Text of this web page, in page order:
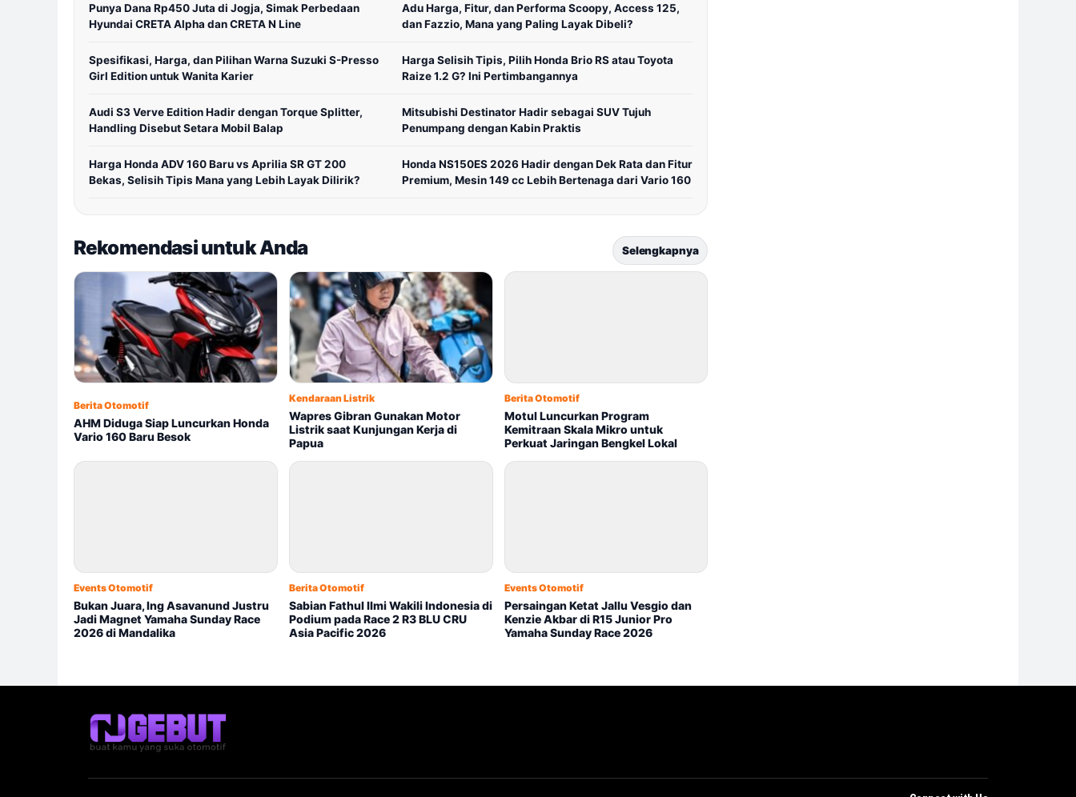
Punya Dana Rp450 Juta di Jogja, Simak Perbedaan
Hyundai CRETA Alpha dan CRETA N Line
Adu Harga, Fitur, dan Performa Scoopy, Access 125,
dan Fazzio, Mana yang Paling Layak Dibeli?
Spesifikasi, Harga, dan Pilihan Warna Suzuki S-Presso
Girl Edition untuk Wanita Karier
Harga Selisih Tipis, Pilih Honda Brio RS atau Toyota
Raize 1.2 G? Ini Pertimbangannya
Audi S3 Verve Edition Hadir dengan Torque Splitter,
Handling Disebut Setara Mobil Balap
Mitsubishi Destinator Hadir sebagai SUV Tujuh
Penumpang dengan Kabin Praktis
Harga Honda ADV 160 Baru vs Aprilia SR GT 200
Bekas, Selisih Tipis Mana yang Lebih Layak Dilirik?
Honda NS150ES 2026 Hadir dengan Dek Rata dan Fitur
Premium, Mesin 149 cc Lebih Bertenaga dari Vario 160
Rekomendasi untuk Anda Selengkapnya
Berita Otomotif
AHM Diduga Siap Luncurkan Honda
Vario 160 Baru Besok
Kendaraan Listrik
Wapres Gibran Gunakan Motor
Listrik saat Kunjungan Kerja di
Papua
Berita Otomotif
Motul Luncurkan Program
Kemitraan Skala Mikro untuk
Perkuat Jaringan Bengkel Lokal
Events Otomotif
Bukan Juara, Ing Asavanund Justru
Jadi Magnet Yamaha Sunday Race
2026 di Mandalika
Berita Otomotif
Sabian Fathul Ilmi Wakili Indonesia di
Podium pada Race 2 R3 BLU CRU
Asia Pacific 2026
Events Otomotif
Persaingan Ketat Jallu Vesgio dan
Kenzie Akbar di R15 Junior Pro
Yamaha Sunday Race 2026